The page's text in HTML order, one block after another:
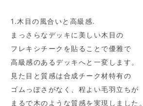
1.木目の風合いと高級感.
まっさらなデッキに美しい木目の
フレキシチークを貼ることで優雅で
高級感のあるデッキへと一変します。
見た目と質感は合成チーク材特有の
ゴムっぽさがなく、程よい毛羽立ちが
まるで木のような質感を実現しました。